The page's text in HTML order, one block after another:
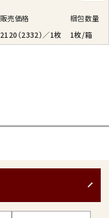
販売価格
梱包数量
2120（2332）／1枚 1枚/箱